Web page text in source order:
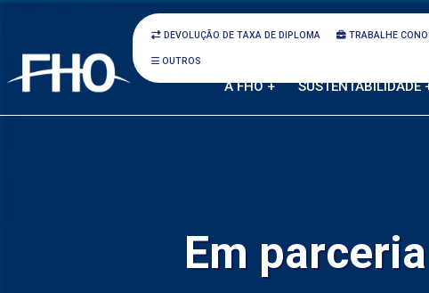
DEVOLUÇÃO DE TAXA DE DIPLOMA TRABALHE
OUTROS
A FHO + SUSTENTABILIDADE
Em